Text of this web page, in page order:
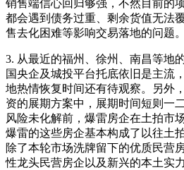
销售端信心回归够强，不然目前的
都会遇到债务过重、剩余货值无法
售去化困难等影响交易落地的问题。
3. 从最近的福州、徐州、南昌等地
国央企及城投平台托底依旧是主流
地热情恢复时间还有待观察。另外
资的展期方案中，展期时间短则一
风险未化解前，爆雷房企在土拍市
爆雷的这些房企基本构成了以往土
除了本轮市场洗牌留下的优质民营
性龙头民营房企以及新兴的本土实